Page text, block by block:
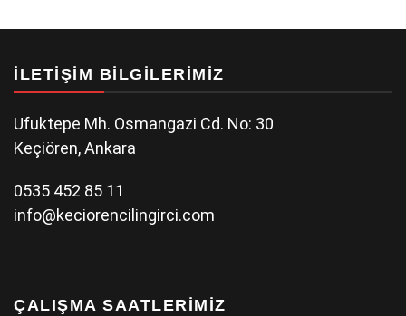
İLETIŞIM BILGILERIMIZ
Ufuktepe Mh. Osmangazi Cd. No: 30
Keçiören, Ankara
0535 452 85 11
info@keciorencilingirci.com
ÇALIŞMA SAATLERIMIZ